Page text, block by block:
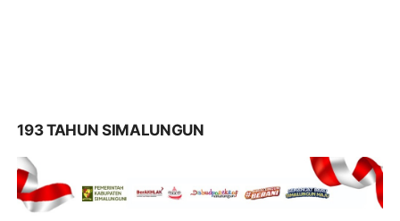
193 TAHUN SIMALUNGUN